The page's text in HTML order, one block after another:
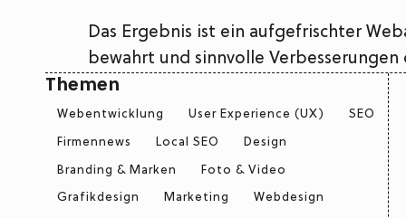
Das Ergebnis ist ein aufgefrischter
bewahrt und sinnvolle
Themen
Webentwicklung User Experience (UX) SEO
Firmennews Local SEO Design
Branding & Marken Foto & Video
Grafikdesign Marketing Webdesign